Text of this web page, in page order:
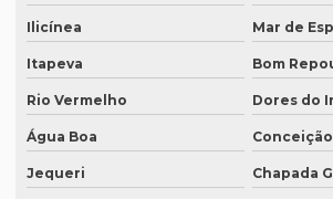
Onde fazer tradução de artigos em inglês
Onde fazer tradução em campinas
Onde fazer tradução em curitiba
Onde fazer tradução em fortaleza
Ilicínea Mar de
Itapeva Bom
Rio Vermelho Dores do
Água Boa
Jequeri Chapada